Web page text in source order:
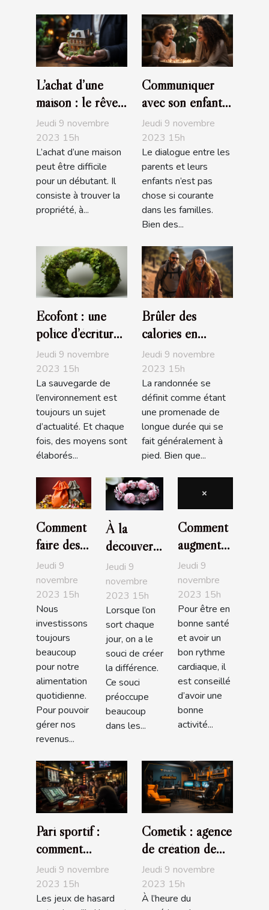
L’achat d’une
maison : le rêve
de tous
Jeudi 9 novembre
2023 15h
L’achat d’une maison
peut être difficile
pour un débutant. Il
consiste à trouver la
propriété, à...
Communiquer
avec son enfant :
comment s’y
prendre ?
Jeudi 9 novembre
2023 15h
Le dialogue entre les
parents et leurs
enfants n’est pas
chose si courante
dans les familles.
Bien des...
Ecofont : une
police d’écriture
écologique
Jeudi 9 novembre
2023 15h
La sauvegarde de
l’environnement est
toujours un sujet
d’actualité. Et chaque
fois, des moyens sont
élaborés...
Brûler des
calories en
faisant de la
randonnée
Jeudi 9 novembre
2023 15h
La randonnée se
définit comme étant
une promenade de
longue durée qui se
fait généralement à
pied. Bien que...
Comment
faire des
économies
en faisant
ses
courses ?
Jeudi 9
novembre
2023 15h
Nous
investissons
toujours
beaucoup
pour notre
alimentation
quotidienne.
Pour pouvoir
gérer nos
revenus...
À la
découverte
des
bracelets
Pandora
Jeudi 9
novembre
2023 15h
Lorsque l’on
sort chaque
jour, on a le
souci de créer
la différence.
Ce souci
préoccupe
beaucoup
dans les...
Comment
augmenter
la libido
féminine ?
Jeudi 9
novembre
2023 15h
Pour être en
bonne santé
et avoir un
bon rythme
cardiaque, il
est conseillé
d’avoir une
bonne
activité...
Pari sportif :
comment
maximiser vos
chances de
gagner ?
Jeudi 9 novembre
2023 15h
Les jeux de hasard
Cometik : agence
de création de
sites internet
Jeudi 9 novembre
2023 15h
À l’heure du